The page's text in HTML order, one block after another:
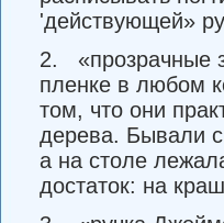
'действующей»
2. «прозрачные
плен­ке в любом
том, что они
дерева. Бывали
а на столе
достаток: на